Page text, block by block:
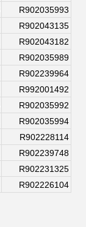
R902035993
R902043135
R902043182
R902035989
R902239964
R992001492
R902035992
R902035994
R902228114
R902239748
R902231325
R902226104